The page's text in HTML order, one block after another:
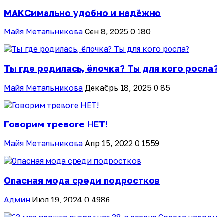
МАКСимально удобно и надёжно
Майя Метальникова Сен 8, 2025 0 180
Ты где родилась, ёлочка? Ты для кого
Майя Метальникова Декабрь 18, 2025 0 85
Говорим тревоге НЕТ!
Майя Метальникова Апр 15, 2022 0 1559
Опасная мода среди подростков
Админ Июл 19, 2024 0 4986